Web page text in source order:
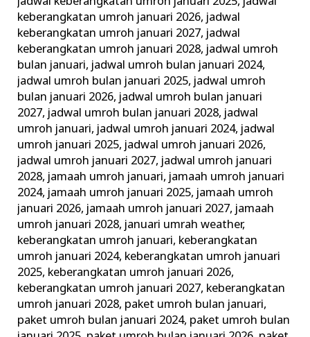
keberangkatan umroh januari 2026, jadwal
keberangkatan umroh januari 2027, jadwal
keberangkatan umroh januari 2028, jadwal umroh
bulan januari, jadwal umroh bulan januari 2024,
jadwal umroh bulan januari 2025, jadwal umroh
bulan januari 2026, jadwal umroh bulan januari
2027, jadwal umroh bulan januari 2028, jadwal
umroh januari, jadwal umroh januari 2024, jadwal
umroh januari 2025, jadwal umroh januari 2026,
jadwal umroh januari 2027, jadwal umroh januari
2028, jamaah umroh januari, jamaah umroh januari
2024, jamaah umroh januari 2025, jamaah umroh
januari 2026, jamaah umroh januari 2027, jamaah
umroh januari 2028, januari umrah weather,
keberangkatan umroh januari, keberangkatan
umroh januari 2024, keberangkatan umroh januari
2025, keberangkatan umroh januari 2026,
keberangkatan umroh januari 2027, keberangkatan
umroh januari 2028, paket umroh bulan januari,
paket umroh bulan januari 2024, paket umroh bulan